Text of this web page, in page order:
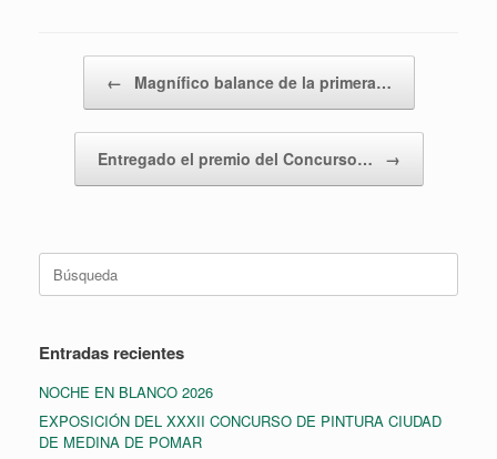
← Magnífico balance de la primera…
Entregado el premio del Concurso… →
Entradas recientes
NOCHE EN BLANCO 2026
EXPOSICIÓN DEL XXXII CONCURSO DE PINTURA CIUDAD
DE MEDINA DE POMAR